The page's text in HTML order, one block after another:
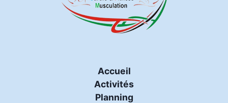
Accueil
Activités
Planning